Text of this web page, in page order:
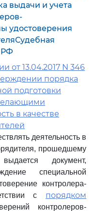
выдачи и учета
удостоверения
РФ
от 13.04.2017 N 346
порядка
подготовки
в качестве
деятельность в
прошедшему
документ,
специальной
контролера-
с порядком
контролеров-